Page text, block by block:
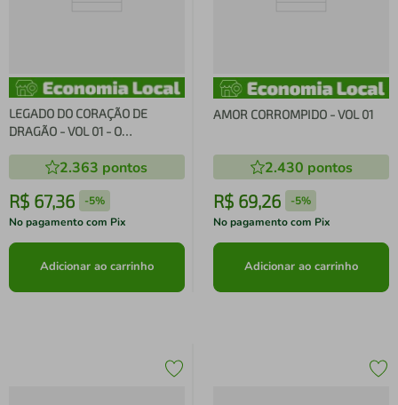
LEGADO DO CORAÇÃO DE
DRAGÃO - VOL 01 - O
2.363 pontos
R$ 67,36 -5%
No pagamento com Pix
Adicionar ao carrinho
AMOR CORROMPIDO - VOL 01
2.430 pontos
R$ 69,26 -5%
No pagamento com Pix
Adicionar ao carrinho